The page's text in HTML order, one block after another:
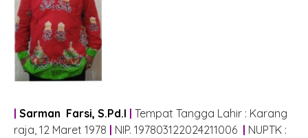
| Sarman Farsi, S.Pd.I | Tempat Tangga Lahir : Karang
raja, 12 Maret 1978 | NIP. 197803122024211006 | NUPTK :